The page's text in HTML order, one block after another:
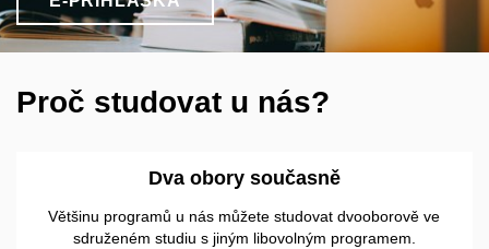
Proč studovat u nás?
Dva obory současně
Většinu programů u nás můžete studovat dvooborově ve
sdruženém studiu s jiným libovolným programem.